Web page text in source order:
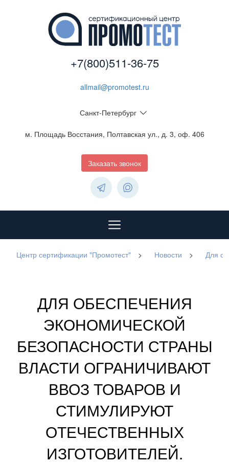
+7(800)511-36-75
allmail@promotest.ru
Санкт-Петербург
м. Площадь Восстания, Полтавская ул., д. 3, оф. 406
Заказать звонок
Центр сертификации "Промотест" > Новости > Для
ДЛЯ ОБЕСПЕЧЕНИЯ
ЭКОНОМИЧЕСКОЙ
БЕЗОПАСНОСТИ СТРАНЫ
ВЛАСТИ ОГРАНИЧИВАЮТ
ВВОЗ ТОВАРОВ И
СТИМУЛИРУЮТ
ОТЕЧЕСТВЕННЫХ
ИЗГОТОВИТЕЛЕЙ.